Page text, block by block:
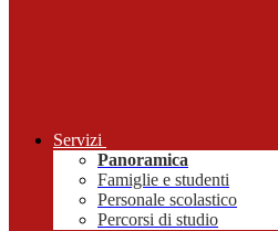
Servizi
Panoramica
Famiglie e studenti
Personale scolastico
Percorsi di studio